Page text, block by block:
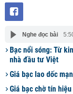
Nghe đọc bài
Bạc nổi sóng: Từ
nhà đầu tư Việt
Giá bạc lao dốc
Giá bạc chờ tín